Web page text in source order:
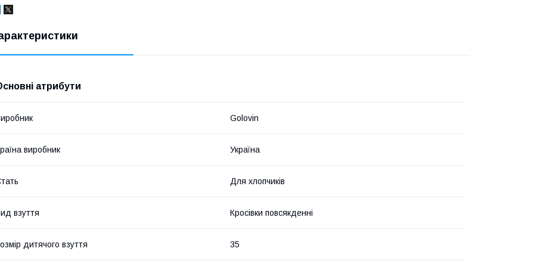
атрибути
Golovin
виробник Україна
Для хлопчиків
взуття Кросівки повсякденні
дитячого взуття 35